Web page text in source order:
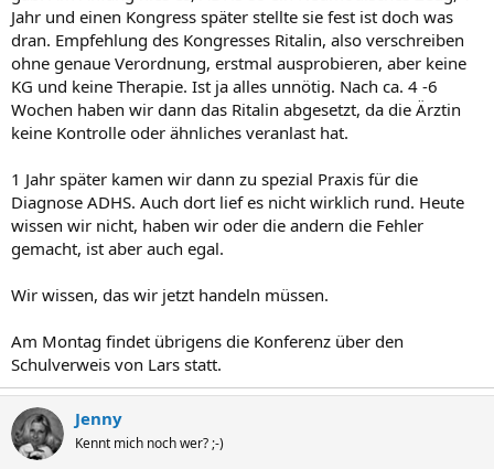
Jahr und einen Kongress später stellte sie fest ist doch was
dran. Empfehlung des Kongresses Ritalin, also verschreiben
ohne genaue Verordnung, erstmal ausprobieren, aber keine
KG und keine Therapie. Ist ja alles unnötig. Nach ca. 4 -6
Wochen haben wir dann das Ritalin abgesetzt, da die Ärztin
keine Kontrolle oder ähnliches veranlast hat.
1 Jahr später kamen wir dann zu spezial Praxis für die
Diagnose ADHS. Auch dort lief es nicht wirklich rund. Heute
wissen wir nicht, haben wir oder die andern die Fehler
gemacht, ist aber auch egal.
Wir wissen, das wir jetzt handeln müssen.
Am Montag findet übrigens die Konferenz über den
Schulverweis von Lars statt.
Jenny
Kennt mich noch wer? ;-)